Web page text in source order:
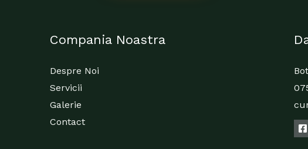
Compania Noastra
Despre Noi
Servicii
Galerie
Contact